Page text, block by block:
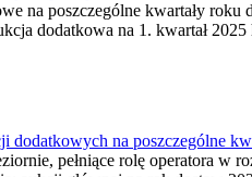
na poszczególne kwartały
dodatkowa na 1. kwartał
dodatkowych na poszczególne
pełniące rolę operatora